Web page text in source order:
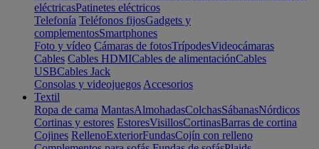
eléctricasPatinetes eléctricos
Telefonía Teléfonos fijosGadgets y
complementosSmartphones
Foto y vídeo Cámaras de fotosTrípodesVideocámaras
Cables Cables HDMICables de alimentaciónCables
USBCables Jack
Consolas y videojuegos Accesorios
Textil
Ropa de cama MantasAlmohadasColchasSábanasNórdicos
Cortinas y estores EstoresVisillosCortinasBarras de cortina
Cojines RellenoExteriorFundasCojín con relleno